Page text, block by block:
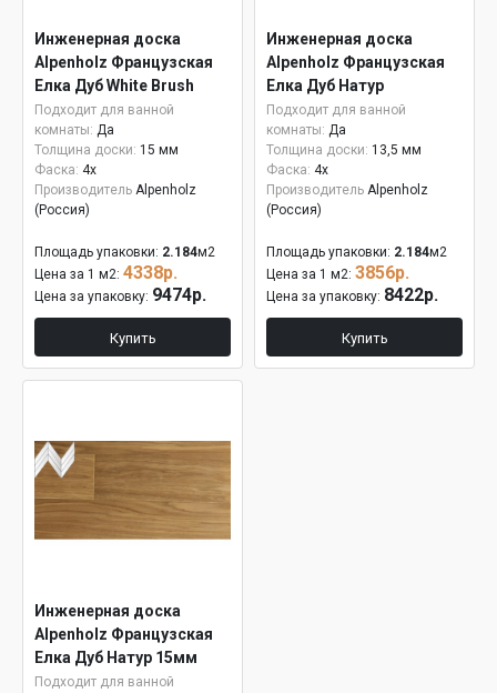
Инженерная доска
Alpenholz Французская
Елка Дуб White Brush
15мм
Подходит для ванной
комнаты: Да
Толщина доски: 15 мм
Фаска: 4x
Производитель Alpenholz
(Россия)
Площадь упаковки: 2.184м2
Цена за 1 м2: 4338р.
Цена за упаковку: 9474р.
Купить
Инженерная доска
Alpenholz Французская
Елка Дуб Натур
Подходит для ванной
комнаты: Да
Толщина доски: 13,5 мм
Фаска: 4x
Производитель Alpenholz
(Россия)
Площадь упаковки: 2.184м2
Цена за 1 м2: 3856р.
Цена за упаковку: 8422р.
Купить
Инженерная доска
Alpenholz Французская
Елка Дуб Натур 15мм
Подходит для ванной